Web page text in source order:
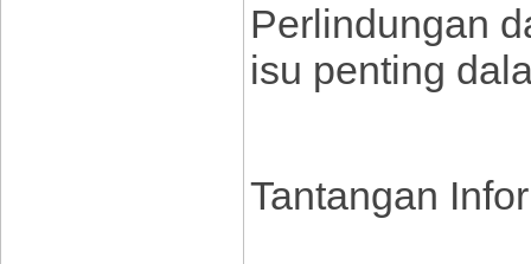
Perlindungan
isu penting
Tantangan